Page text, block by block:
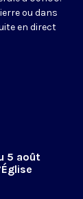
ou dans
en direct
5 août